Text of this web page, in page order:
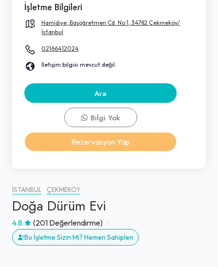
İSTANBUL ÇEKMEKÖY
Doğa Dürüm Evi
4.8 (201 Değerlendirme)
Bu İşletme Sizin Mi? Hemen Sahiplen
İşletme Bilgileri
Hamidiye, Başöğretmen Cd. No:1, 34782 Çekmeköy/
İstanbul
02166412024
İletişim bilgisi mevcut değil.
Ara
Bilgi Yok
Rezervasyon Yap